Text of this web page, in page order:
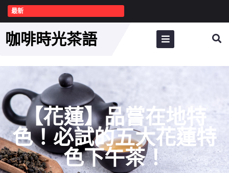
最新
咖啡時光茶語
【花蓮】品嘗在地特
色！必試的五大花蓮特
色下午茶！